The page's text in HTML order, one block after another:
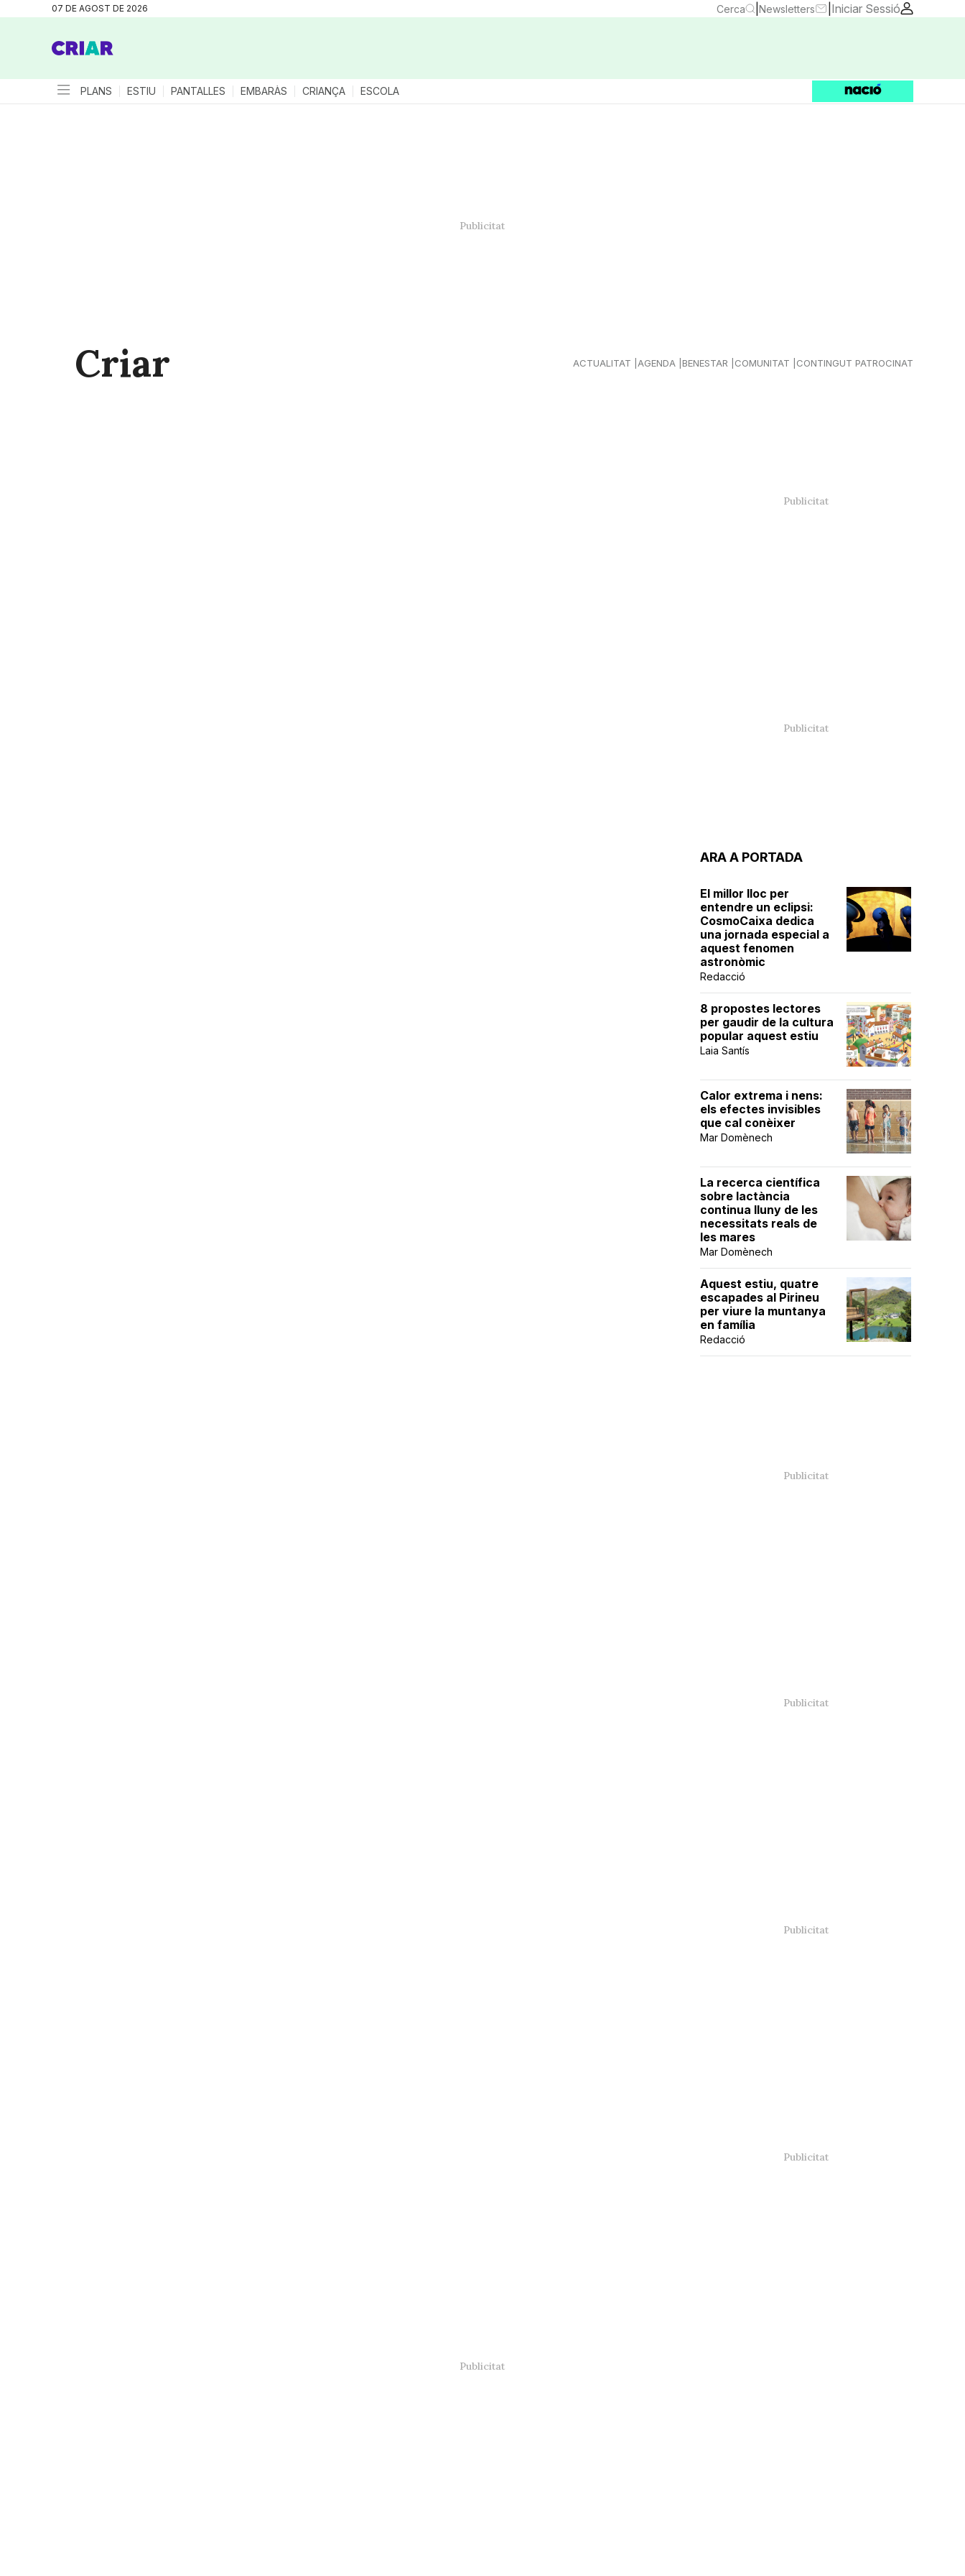
07 DE AGOST DE 2026 Cerca Newsletters Iniciar Sessió
PLANS ESTIU PANTALLES EMBARÀS CRIANÇA ESCOLA
Criar ACTUALITAT AGENDA BENESTAR COMUNITAT CONTINGUT PATROCINAT
ARA A PORTADA
El millor lloc per
entendre un eclipsi:
CosmoCaixa dedica
una jornada especial a
aquest fenomen
astronòmic
Redacció
8 propostes lectores
per gaudir de la cultura
popular aquest estiu
Laia Santís
Calor extrema i nens:
els efectes invisibles
que cal conèixer
Mar Domènech
La recerca científica
sobre lactància
continua lluny de les
necessitats reals de
les mares
Mar Domènech
Aquest estiu, quatre
escapades al Pirineu
per viure la muntanya
en família
Redacció